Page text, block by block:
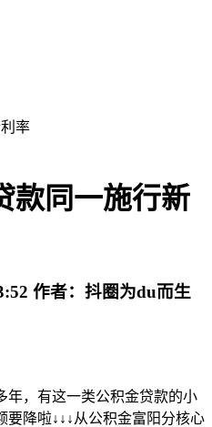
率
款同一施行新
作者： 抖圈为du而生
，有这一类公积金贷款的小
要降啦↓↓↓从公积金富阳分核心